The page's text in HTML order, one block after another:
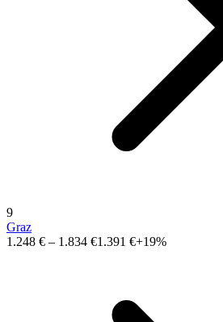
9
Graz
1.248 € – 1.834 €1.391 €+19%